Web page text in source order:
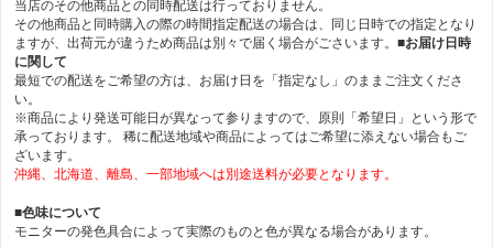
当店のその他商品との同時配送は行っておりません。
その他商品と同時購入の際の時間指定配送の場合は、同じ日時での指定となり
ますが、出荷元が違うため商品は別々で届く場合がごさいます。 ■お届け日時
に関して
最短での配送をご希望の方は、お届け日を「指定なし」のままご注文くださ
い。
※商品により発送可能日が異なって参りますので、原則「希望日」という形で
承っております。 稀に配送地域や商品によってはご希望に添えない場合もご
ざいます。
沖縄、北海道、離島、一部地域へは別途送料が必要となります。
■色味について
モニターの発色具合によって実際のものと色が異なる場合があります。